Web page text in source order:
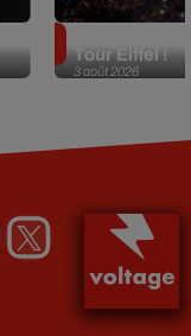
3 août 2026
Tour Eiffel !